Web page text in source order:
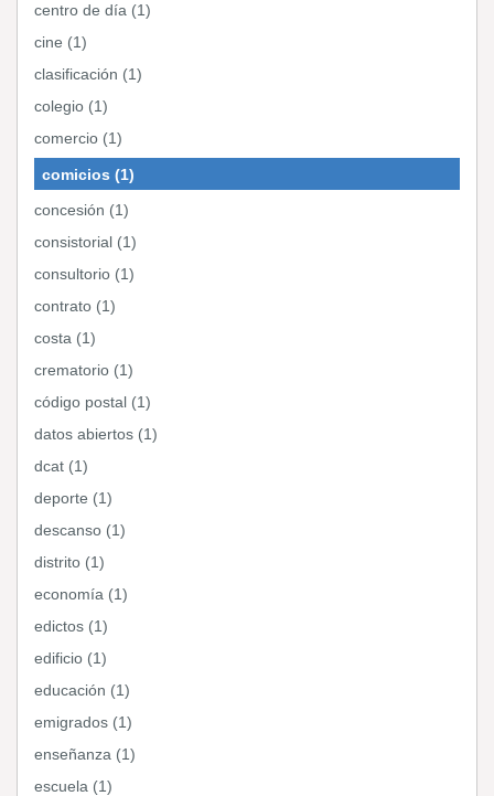
centro de día (1)
cine (1)
clasificación (1)
colegio (1)
comercio (1)
comicios (1)
concesión (1)
consistorial (1)
consultorio (1)
contrato (1)
costa (1)
crematorio (1)
código postal (1)
datos abiertos (1)
dcat (1)
deporte (1)
descanso (1)
distrito (1)
economía (1)
edictos (1)
edificio (1)
educación (1)
emigrados (1)
enseñanza (1)
escuela (1)